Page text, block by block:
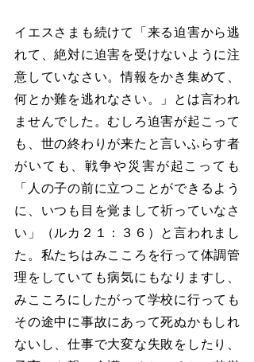
イエスさまも続けて「来る迫害から逃
れて、絶対に迫害を受けないように注
意していなさい。情報をかき集めて、
何とか難を逃れなさい。」とは言われ
ませんでした。むしろ迫害が起こって
も、世の終わりが来たと言いふらす者
がいても、戦争や災害が起こっても
「人の子の前に立つことができるよう
に、いつも目を覚まして祈っていなさ
い」（ルカ２１：３６）と言われまし
た。私たちはみこころを行って体調管
理をしていても病気にもなりますし、
みこころにしたがって学校に行っても
その途中に事故にあって死ぬかもしれ
ないし、仕事で大変な失敗をしたり、